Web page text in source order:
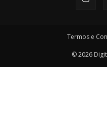
Termos e
© 2026